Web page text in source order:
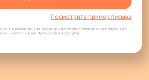
Посмотрите пример письма
на рассылку, Вы подтверждаете свое согласие на получение
«Магазином Путешествий» услугах.